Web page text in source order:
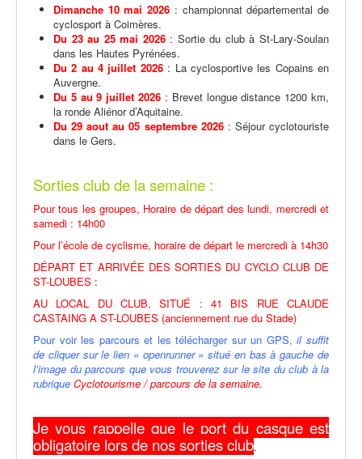
Dimanche 10 mai 2026 : championnat départemental de
cyclosport à Coimères.
Du 23 au 25 mai 2026 : Sortie du club à St-Lary-Soulan
dans les Hautes Pyrénées.
Du 2 au 4 juillet 2026 : La cyclosportive les Copains en
Auvergne.
Du 5 au 9 juillet 2026 : Brevet longue distance 1200 km,
la ronde Aliénor d’Aquitaine.
Du 29 aout au 05 septembre 2026: Séjour cyclotouriste
dans le Gers.
Sorties club de la semaine :
Pour tous les groupes, Horaire de départ des lundi, mercredi et
samedi : 14h00
Pour l’école de cyclisme, horaire de départ le mercredi à 14h30
DÉPART ET ARRIVÉE DES SORTIES DU CYCLO CLUB DE
ST-LOUBES :
AU LOCAL DU CLUB, SITUÉ : 41 BIS RUE CLAUDE
CASTAING A ST-LOUBES (anciennement rue du Stade)
Pour voir les parcours et les télécharger sur un GPS,il suffit
de cliquer sur le lien « openrunner » situé en bas à gauche de
l’image du parcours que vous trouverez sur le site du club à la
rubrique Cyclotourisme / parcours de la semaine.
Je vous rappelle que le port du casque est
obligatoire lors de nos sorties club.